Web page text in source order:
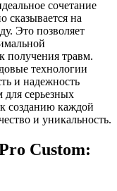
сочетание
сказывается на
Это позволяет
получения травм.
технологии
и надежность
серьезных
созданию каждой
и уникальность.
Custom: